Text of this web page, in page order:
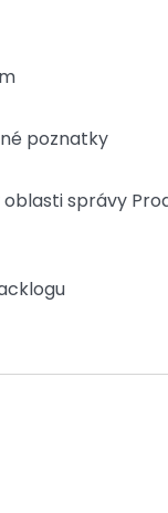
poznatky
správy